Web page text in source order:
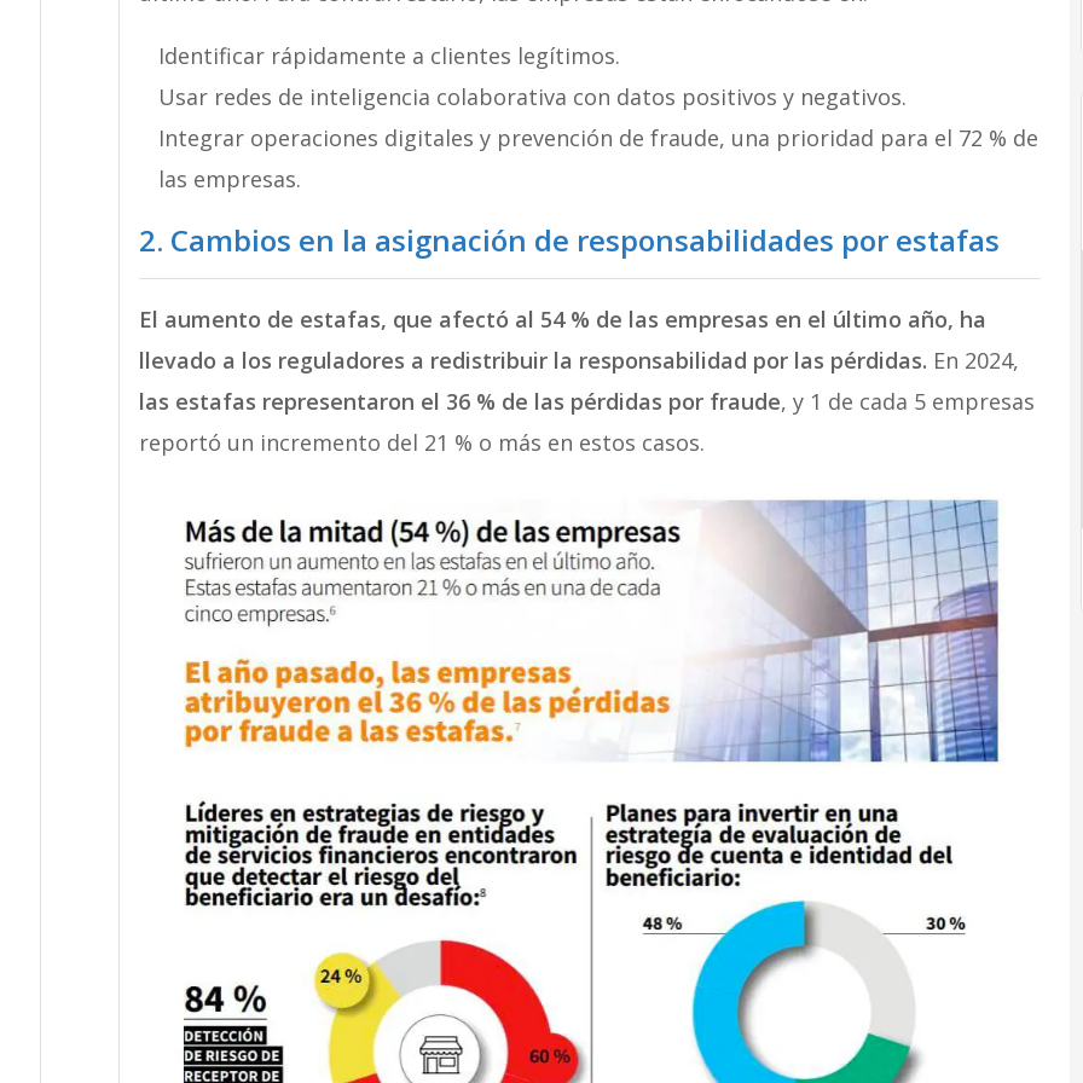
Identificar rápidamente a clientes legítimos.
Usar redes de inteligencia colaborativa con datos positivos y negativos.
Integrar operaciones digitales y prevención de fraude, una prioridad para el 72 % de
las empresas.
2. Cambios en la asignación de responsabilidades por estafas
El aumento de estafas, que afectó al 54 % de las empresas en el último año, ha
llevado a los reguladores a redistribuir la responsabilidad por las pérdidas. En 2024,
las estafas representaron el 36 % de las pérdidas por fraude, y 1 de cada 5 empresas
reportó un incremento del 21 % o más en estos casos.